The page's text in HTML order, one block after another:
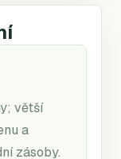
větší
a
zásoby.